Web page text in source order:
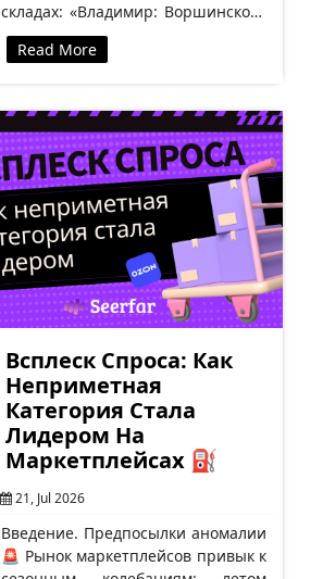
складах: «Владимир: Воршинское»
(включая «питание»),
«Новосемейкино» (включая
Read More
Всплеск Спроса: Как
Неприметная
Категория Стала
Лидером На
Маркетплейсах ⛽
21, Jul 2026
Введение. Предпосылки аномалии
🚨 Рынок маркетплейсов привык к